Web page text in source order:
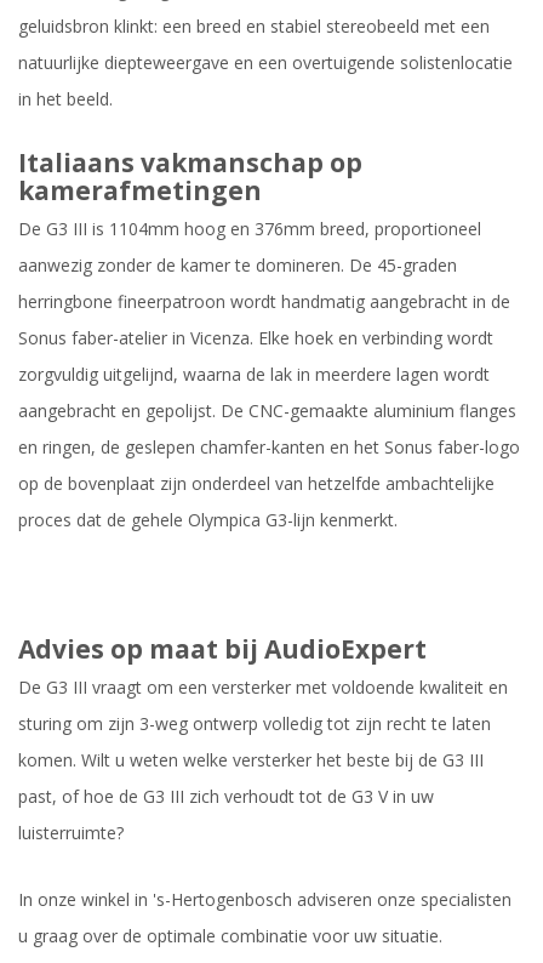
geluidsbron klinkt: een breed en stabiel stereobeeld met een
natuurlijke diepteweergave en een overtuigende solistenlocatie
in het beeld.
Italiaans vakmanschap op
kamerafmetingen
De G3 III is 1104mm hoog en 376mm breed, proportioneel
aanwezig zonder de kamer te domineren. De 45-graden
herringbone fineerpatroon wordt handmatig aangebracht in de
Sonus faber-atelier in Vicenza. Elke hoek en verbinding wordt
zorgvuldig uitgelijnd, waarna de lak in meerdere lagen wordt
aangebracht en gepolijst. De CNC-gemaakte aluminium flanges
en ringen, de geslepen chamfer-kanten en het Sonus faber-logo
op de bovenplaat zijn onderdeel van hetzelfde ambachtelijke
proces dat de gehele Olympica G3-lijn kenmerkt.
Advies op maat bij AudioExpert
De G3 III vraagt om een versterker met voldoende kwaliteit en
sturing om zijn 3-weg ontwerp volledig tot zijn recht te laten
komen. Wilt u weten welke versterker het beste bij de G3 III
past, of hoe de G3 III zich verhoudt tot de G3 V in uw
luisterruimte?
In onze winkel in 's-Hertogenbosch adviseren onze specialisten
u graag over de optimale combinatie voor uw situatie.